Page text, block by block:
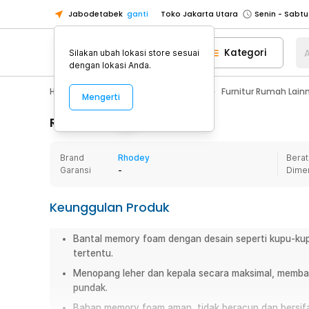
Jabodetabek ganti Toko Jakarta Utara
Toko Tangerang
Toko Cikupa
Pick n Go Jakarta Barat
Senin -
Pick n Go Bekasi
Senin - Jumat
Senin - Jumat
Senin -
Senin -
Toko Tangerang
Pick n Go Jakarta Barat
Senin -
Senin - Jumat
Kategori
Home Appliance Furnitur Rumah
Rincian Produk
Brand
Rhodey
Garansi
-
Keunggulan Produk
Bantal memory foam dengan desain seperti kupu-
tertentu.
Menopang leher dan kepala secara maksimal,
pundak.
Silakan ubah lokasi store sesuai
dengan lokasi Anda.
Mengerti